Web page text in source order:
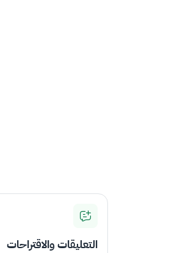
التعليقات والاقتراحات